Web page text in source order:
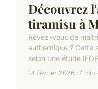
Découvrez
tiramisu à
Rêvez-vous de
authentique ? Cette
selon une étude
14 février 2026 7 min